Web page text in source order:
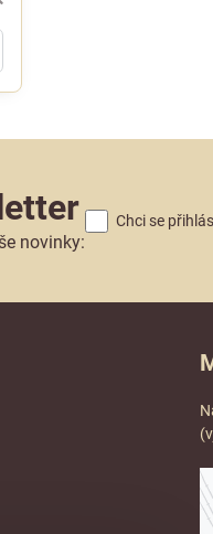
novinky:
Chci se